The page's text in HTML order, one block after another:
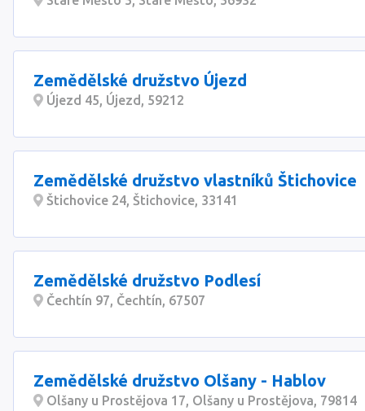
Zemědělské družstvo Újezd
Újezd 45, Újezd, 59212
Zemědělské družstvo vlastníků Štichovice
Štichovice 24, Štichovice, 33141
Zemědělské družstvo Podlesí
Čechtín 97, Čechtín, 67507
Zemědělské družstvo Olšany - Hablov
Olšany u Prostějova 17, Olšany u Prostějova, 79814